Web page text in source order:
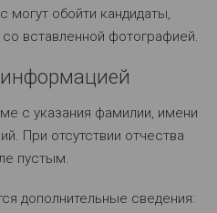
могут обойти кандидаты,
вставленной фотографией.
с указания фамилии, имени
При отсутствии отчества
пустым.
дополнительные сведения: